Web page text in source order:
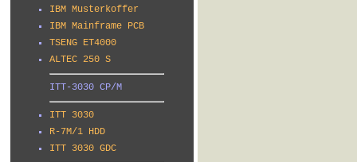
IBM Musterkoffer
IBM Mainframe PCB
TSENG ET4000
ALTEC 250 S
ITT-3030 CP/M
ITT 3030
R-7M/1 HDD
ITT 3030 GDC